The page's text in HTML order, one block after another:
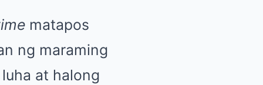
matapos
ng maraming
at halong